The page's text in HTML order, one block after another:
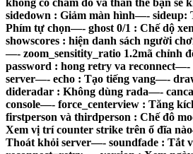
sidedown : Giảm màn hình—-
Phím tự chọn—- ghost 0/1 : Chế dộ
showscores : hiện danh sách người
—- zoom_sensitity_ratio 1.2mã chỉnh
password : hong retry va reconnect—-
server—- echo : Tạo tiếng vang—-
dideradar : Không dùng rada—-
console—- force_centerview : Tăng
firstperson và thirdperson : Chế đô
Xem vị trí counter strike trên ổ đĩa
Thoát khỏi server—- soundfade : Tắt